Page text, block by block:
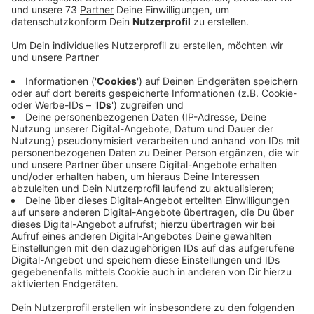
Anzeige
Verbesserung der Versorgung für
Schwangere
Anzeige
Die Station für Geburtshilfe am Bocholter
Krankenhaus wurde bereits modernisiert und
ausgebaut. Nun können sich auch die werdenden
Mütter am Krankenhaus in Ahaus über neue, moderne
Räume freuen.
Wie das Klinikum Westmünsterland mitteilt, haben die
3 Kreißsäle jeweils ein eigenes Badezimmer und ein
Operationssaal für Kaiserschnittgeburten ist direkt
angeschlossen. Das Klinikum Westmünsterland spricht